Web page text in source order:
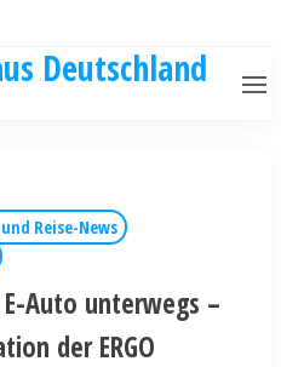
Deutschland
Reise-News
Auto unterwegs –
der ERGO